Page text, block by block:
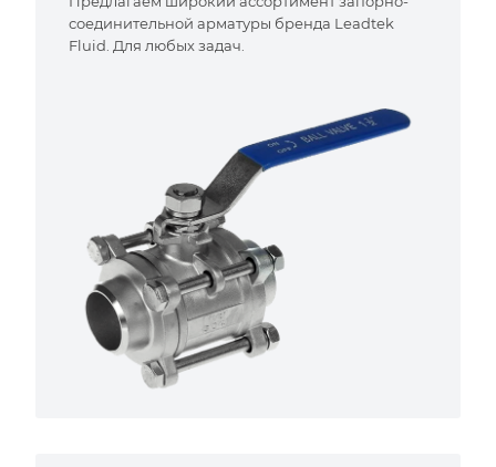
соединительной арматуры бренда Leadtek
Fluid. Для любых задач.